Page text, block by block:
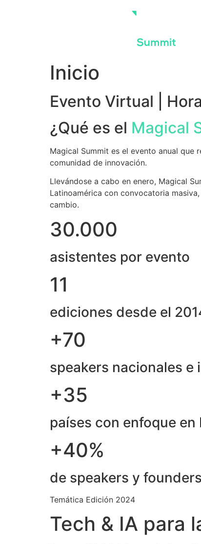
Inicio
Evento Virtual |
¿Qué es el Magical
Magical Summit es el evento anual
comunidad de innovación.
Llevándose a cabo en enero, Magical
Latinoamérica con convocatoria
cambio.
30.000
asistentes por evento
11
ediciones desde el
+70
speakers nacionales e
+35
países con enfoque en
+40%
de speakers y
Temática Edición 2024
Tech & IA para